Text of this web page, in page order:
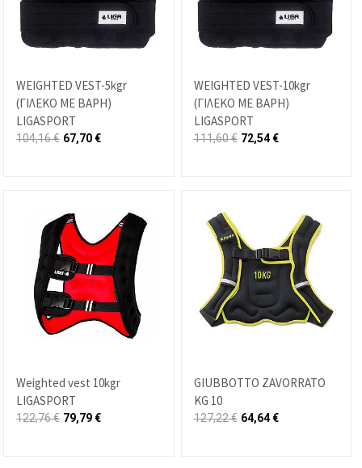
WEIGHTED VEST-5kgr
(ΓΙΛΕΚΟ ΜΕ ΒΑΡΗ)
LIGASPORT
104,16€ 67,70€
WEIGHTED VEST-10kgr
(ΓΙΛΕΚΟ ΜΕ ΒΑΡΗ)
LIGASPORT
111,60€ 72,54€
Weighted vest 10kgr
LIGASPORT
122,76€ 79,79€
GIUBBOTTO ZAVORRATO
KG 10
127,22€ 64,64€